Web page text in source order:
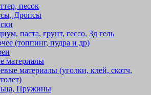
песок
Дропсы
паста, грунт, гессо, 3д гель
(топпинг, пудра и др)
материалы
материалы (уголки, клей, скотч,
Пружины